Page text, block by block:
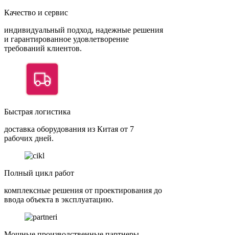
Качество и сервис
индивидуальный подход, надежные решения
и гарантированное удовлетворение
требований клиентов.
Быстрая логистика
доставка оборудования из Китая от 7
рабочих дней.
Полный цикл работ
комплексные решения от проектирования до
ввода объекта в эксплуатацию.